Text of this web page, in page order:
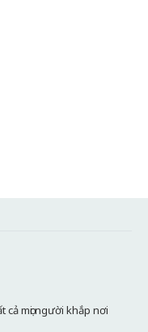
mọi người khắp nơi